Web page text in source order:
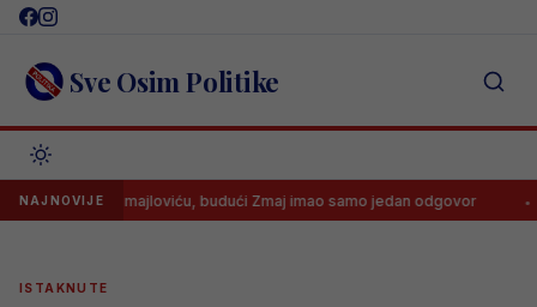
Skip
content Sve Osim Politike
NAJNOVIJE
Smajloviću, budući Zmaj imao samo jedan odgovor
ISTAKNUTE